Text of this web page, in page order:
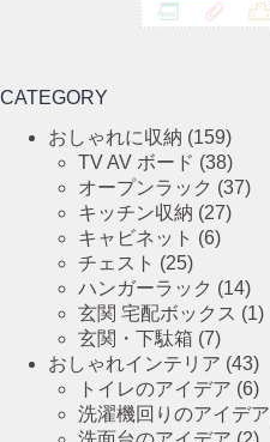
CATEGORY
おしゃれに収納 (159)
TV AV ボード (38)
オープンラック (37)
キッチン収納 (27)
キャビネット (6)
チェスト (25)
ハンガーラック (14)
玄関 宅配ボックス (1)
玄関・下駄箱 (7)
おしゃれインテリア (43)
トイレのアイデア (6)
洗濯機回りのアイデア